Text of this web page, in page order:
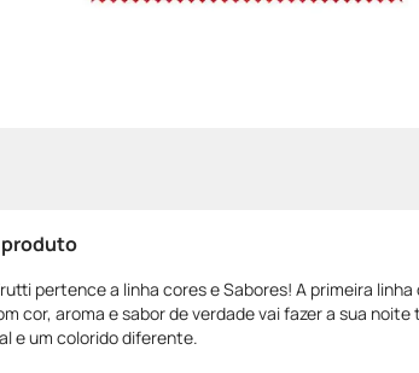
produto
pertence a linha cores e Sabores! A primeira linha
cor, aroma e sabor de verdade vai fazer a sua noite
e um colorido diferente.